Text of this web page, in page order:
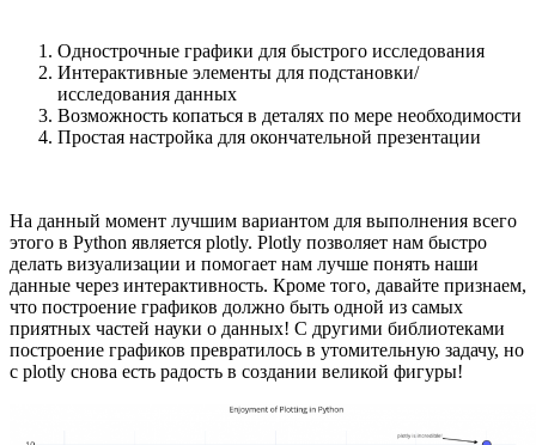
Однострочные графики для быстрого исследования
Интерактивные элементы для подстановки/
исследования данных
Возможность копаться в деталях по мере необходимости
Простая настройка для окончательной презентации
На данный момент лучшим вариантом для выполнения всего
этого в Python является plotly. Plotly позволяет нам быстро
делать визуализации и помогает нам лучше понять наши
данные через интерактивность. Кроме того, давайте признаем,
что построение графиков должно быть одной из самых
приятных частей науки о данных! С другими библиотеками
построение графиков превратилось в утомительную задачу, но
с plotly снова есть радость в создании великой фигуры!